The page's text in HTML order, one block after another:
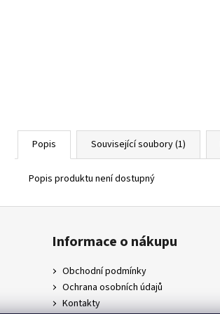
Popis Související soubory (1)
Popis produktu není dostupný
Informace o nákupu
Obchodní podmínky
Ochrana osobních údajů
Kontakty